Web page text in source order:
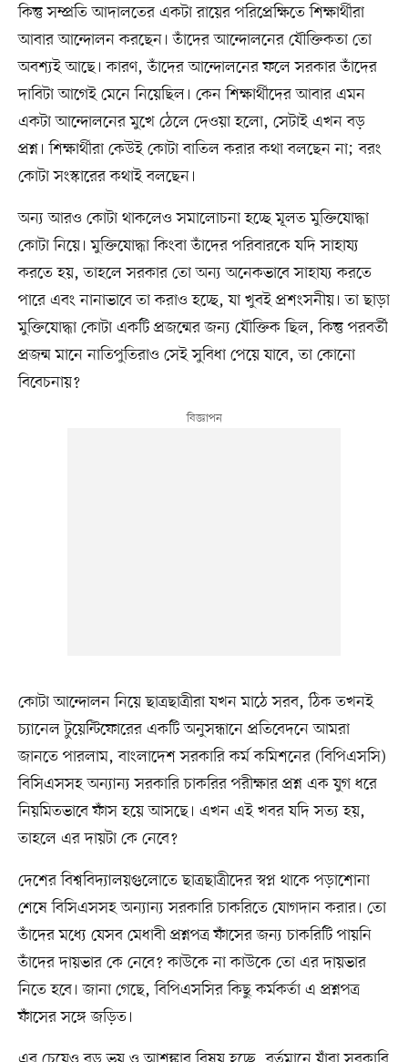
কিন্তু সম্প্রতি আদালতের একটা রায়ের পরিপ্রেক্ষিতে শিক্ষার্থীরা
আবার আন্দোলন করছেন। তাঁদের আন্দোলনের যৌক্তিকতা তো
অবশ্যই আছে। কারণ, তাঁদের আন্দোলনের ফলে সরকার তাঁদের
দাবিটা আগেই মেনে নিয়েছিল। কেন শিক্ষার্থীদের আবার এমন
একটা আন্দোলনের মুখে ঠেলে দেওয়া হলো, সেটাই এখন বড়
প্রশ্ন। শিক্ষার্থীরা কেউই কোটা বাতিল করার কথা বলছেন না; বরং
কোটা সংস্কারের কথাই বলছেন।
অন্য আরও কোটা থাকলেও সমালোচনা হচ্ছে মূলত মুক্তিযোদ্ধা
কোটা নিয়ে। মুক্তিযোদ্ধা কিংবা তাঁদের পরিবারকে যদি সাহায্য
করতে হয়, তাহলে সরকার তো অন্য অনেকভাবে সাহায্য করতে
পারে এবং নানাভাবে তা করাও হচ্ছে, যা খুবই প্রশংসনীয়। তা ছাড়া
মুক্তিযোদ্ধা কোটা একটি প্রজন্মের জন্য যৌক্তিক ছিল, কিন্তু পরবর্তী
প্রজন্ম মানে নাতিপুতিরাও সেই সুবিধা পেয়ে যাবে, তা কোনো
বিবেচনায়?
কোটা আন্দোলন নিয়ে ছাত্রছাত্রীরা যখন মাঠে সরব, ঠিক তখনই
চ্যানেল টুয়েন্টিফোরের একটি অনুসন্ধানে প্রতিবেদনে আমরা
জানতে পারলাম, বাংলাদেশ সরকারি কর্ম কমিশনের (বিপিএসসি)
বিসিএসসহ অন্যান্য সরকারি চাকরির পরীক্ষার প্রশ্ন এক যুগ ধরে
নিয়মিতভাবে ফাঁস হয়ে আসছে। এখন এই খবর যদি সত্য হয়,
তাহলে এর দায়টা কে নেবে?
দেশের বিশ্ববিদ্যালয়গুলোতে ছাত্রছাত্রীদের স্বপ্ন থাকে পড়াশোনা
শেষে বিসিএসসহ অন্যান্য সরকারি চাকরিতে যোগদান করার। তো
তাঁদের মধ্যে যেসব মেধাবী প্রশ্নপত্র ফাঁসের জন্য চাকরিটি পায়নি
তাঁদের দায়ভার কে নেবে? কাউকে না কাউকে তো এর দায়ভার
নিতে হবে। জানা গেছে, বিপিএসসির কিছু কর্মকর্তা এ প্রশ্নপত্র
ফাঁসের সঙ্গে জড়িত।